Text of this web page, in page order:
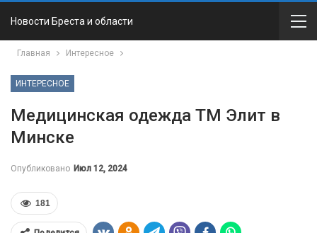
Новости Бреста и области
Главная Интересное
ИНТЕРЕСНОЕ
Медицинская одежда ТМ Элит в
Минске
Опубликовано Июл 12, 2024
181